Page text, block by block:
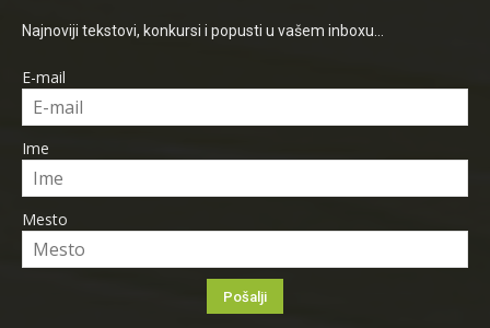
Najnoviji tekstovi, konkursi i popusti u vašem inboxu...
E-mail
Ime
Mesto